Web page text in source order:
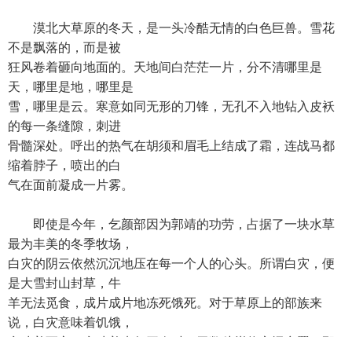
漠北大草原的冬天，是一头冷酷无情的白色巨兽。雪花
不是飘落的，而是被
狂风卷着砸向地面的。天地间白茫茫一片，分不清哪里是
天，哪里是地，哪里是
雪，哪里是云。寒意如同无形的刀锋，无孔不入地钻入皮袄
的每一条缝隙，刺进
骨髓深处。呼出的热气在胡须和眉毛上结成了霜，连战马都
缩着脖子，喷出的白
气在面前凝成一片雾。
即使是今年，乞颜部因为郭靖的功劳，占据了一块水草
最为丰美的冬季牧场，
白灾的阴云依然沉沉地压在每一个人的心头。所谓白灾，便
是大雪封山封草，牛
羊无法觅食，成片成片地冻死饿死。对于草原上的部族来
说，白灾意味着饥饿，